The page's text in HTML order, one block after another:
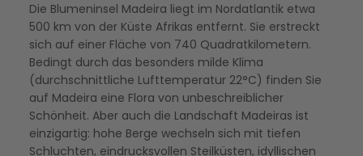
Die Blumeninsel Madeira liegt im Nordatlantik etwa
500 km von der Küste Afrikas entfernt. Sie erstreckt
sich auf einer Fläche von 740 Quadratkilometern.
Bedingt durch das besonders milde Klima
(durchschnittliche Lufttemperatur 22°C) finden Sie
auf Madeira eine Flora von unbeschreiblicher
Schönheit. Aber auch die Landschaft Madeiras ist
einzigartig: hohe Berge wechseln sich mit tiefen
Schluchten, eindrucksvollen Steilküsten, idyllischen